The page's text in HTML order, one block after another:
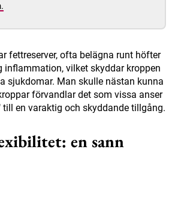
fettreserver, ofta belägna runt höfter
inflammation, vilket skyddar kroppen
sjukdomar. Man skulle nästan kunna
förvandlar det som vissa anser
till en varaktig och skyddande tillgång.
en sann